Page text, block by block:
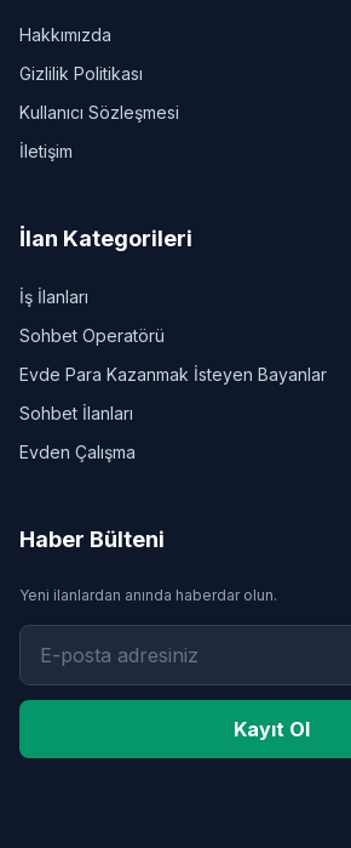
Hakkımızda
Gizlilik Politikası
Kullanıcı Sözleşmesi
İletişim
İlan Kategorileri
İş İlanları
Sohbet Operatörü
Evde Para Kazanmak İsteyen Bayanlar
Sohbet İlanları
Evden Çalışma
Haber Bülteni
Yeni ilanlardan anında haberdar olun.
Kayıt Ol